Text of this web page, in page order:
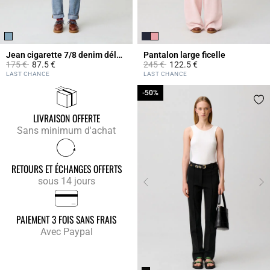
Jean cigarette 7/8 denim délavé
Prix réduit à partir de
175 €à87.5 €
5 out of 5 Customer Rating
LAST CHANCE
Pantalon large ficelle
Prix réduit à partir de
245 €à122.5 €
3,1 out of 5 Customer Rating
LAST CHANCE
LIVRAISON OFFERTE
Sans minimum d'achat
RETOURS ET ÉCHANGES OFFERTS
sous 14 jours
PAIEMENT 3 FOIS SANS FRAIS
Avec Paypal
-50%
-50%